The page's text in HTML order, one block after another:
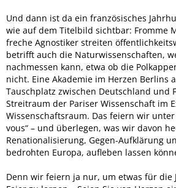
Und dann ist da ein französisches
wie auf dem Titelbild sichtbar: Fromme
freche Agnostiker streiten
betrifft auch die Naturwissenschaften,
nachmessen kann, etwa ob die
nicht. Eine Akademie im Herzen Berlins
Tauschplatz zwischen Deutschland und
Streitraum der Pariser Wissenschaft im
Wissenschaftsraum. Das feiern wir
vous“ – und überlegen, was wir davon
Renationalisierung, Gegen-Aufklärung
bedrohten Europa, aufleben lassen
Denn wir feiern ja nur, um etwas für die